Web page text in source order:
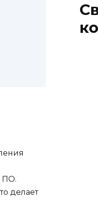
ПО.
делает